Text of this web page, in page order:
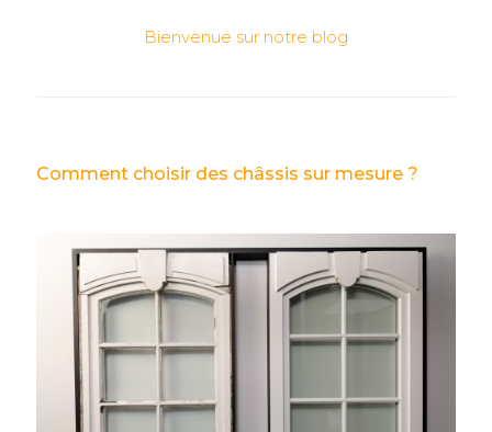
Bienvenue sur notre blog
Comment choisir des châssis sur mesure ?